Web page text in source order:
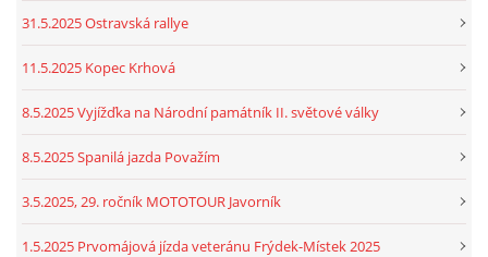
31.5.2025 Ostravská rallye
11.5.2025 Kopec Krhová
8.5.2025 Vyjížďka na Národní památník II. světové války
8.5.2025 Spanilá jazda Považím
3.5.2025, 29. ročník MOTOTOUR Javorník
1.5.2025 Prvomájová jízda veteránu Frýdek-Místek 2025